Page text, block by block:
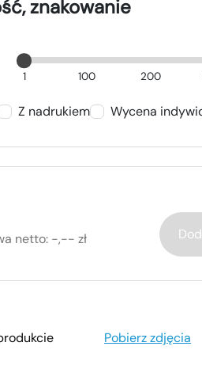
znakowanie
1 100 200
Z nadrukiem Wycena
netto: -,-- zł
Pobierz zdjęcia